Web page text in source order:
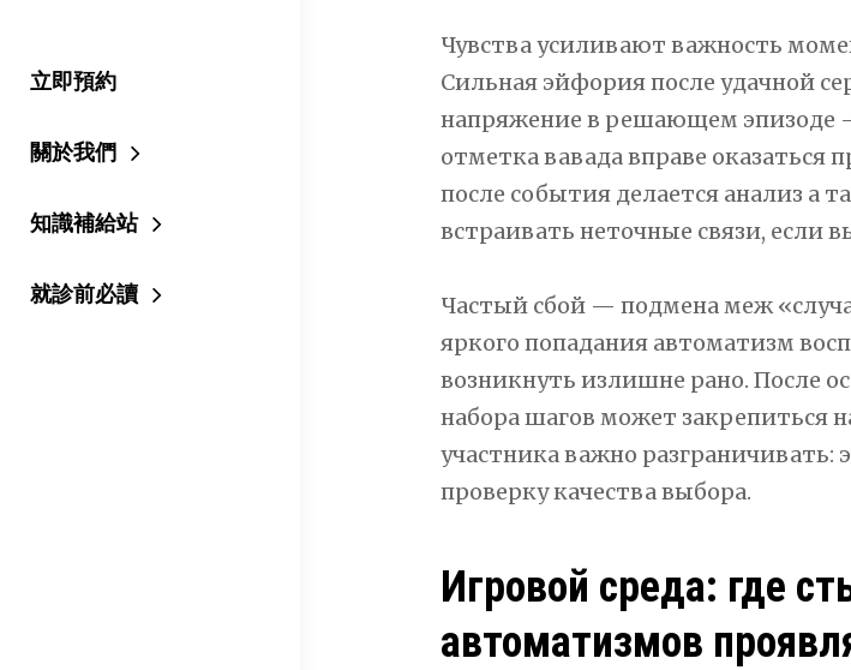
立即預約
關於我們
知識補給站
就診前必讀
Чувства усиливают важность
Сильная эйфория после удачной
напряжение в решающем эпизоде
отметка вавада вправе оказаться
после события делается анализ а
встраивать неточные связи,
Частый сбой — подмена меж
яркого попадания автоматизм
возникнуть излишне рано. После
набора шагов может закрепиться
участника важно
проверку качества выбора.
Игровой среда: где
автоматизмов